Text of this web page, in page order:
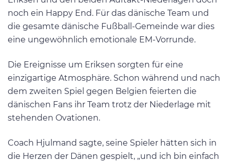
noch ein Happy End. Für das dänische Team und
die gesamte dänische Fußball-Gemeinde war dies
eine ungewöhnlich emotionale EM-Vorrunde.
Die Ereignisse um Eriksen sorgten für eine
einzigartige Atmosphäre. Schon während und nach
dem zweiten Spiel gegen Belgien feierten die
dänischen Fans ihr Team trotz der Niederlage mit
stehenden Ovationen.
Coach Hjulmand sagte, seine Spieler hätten sich in
die Herzen der Dänen gespielt, „und ich bin einfach